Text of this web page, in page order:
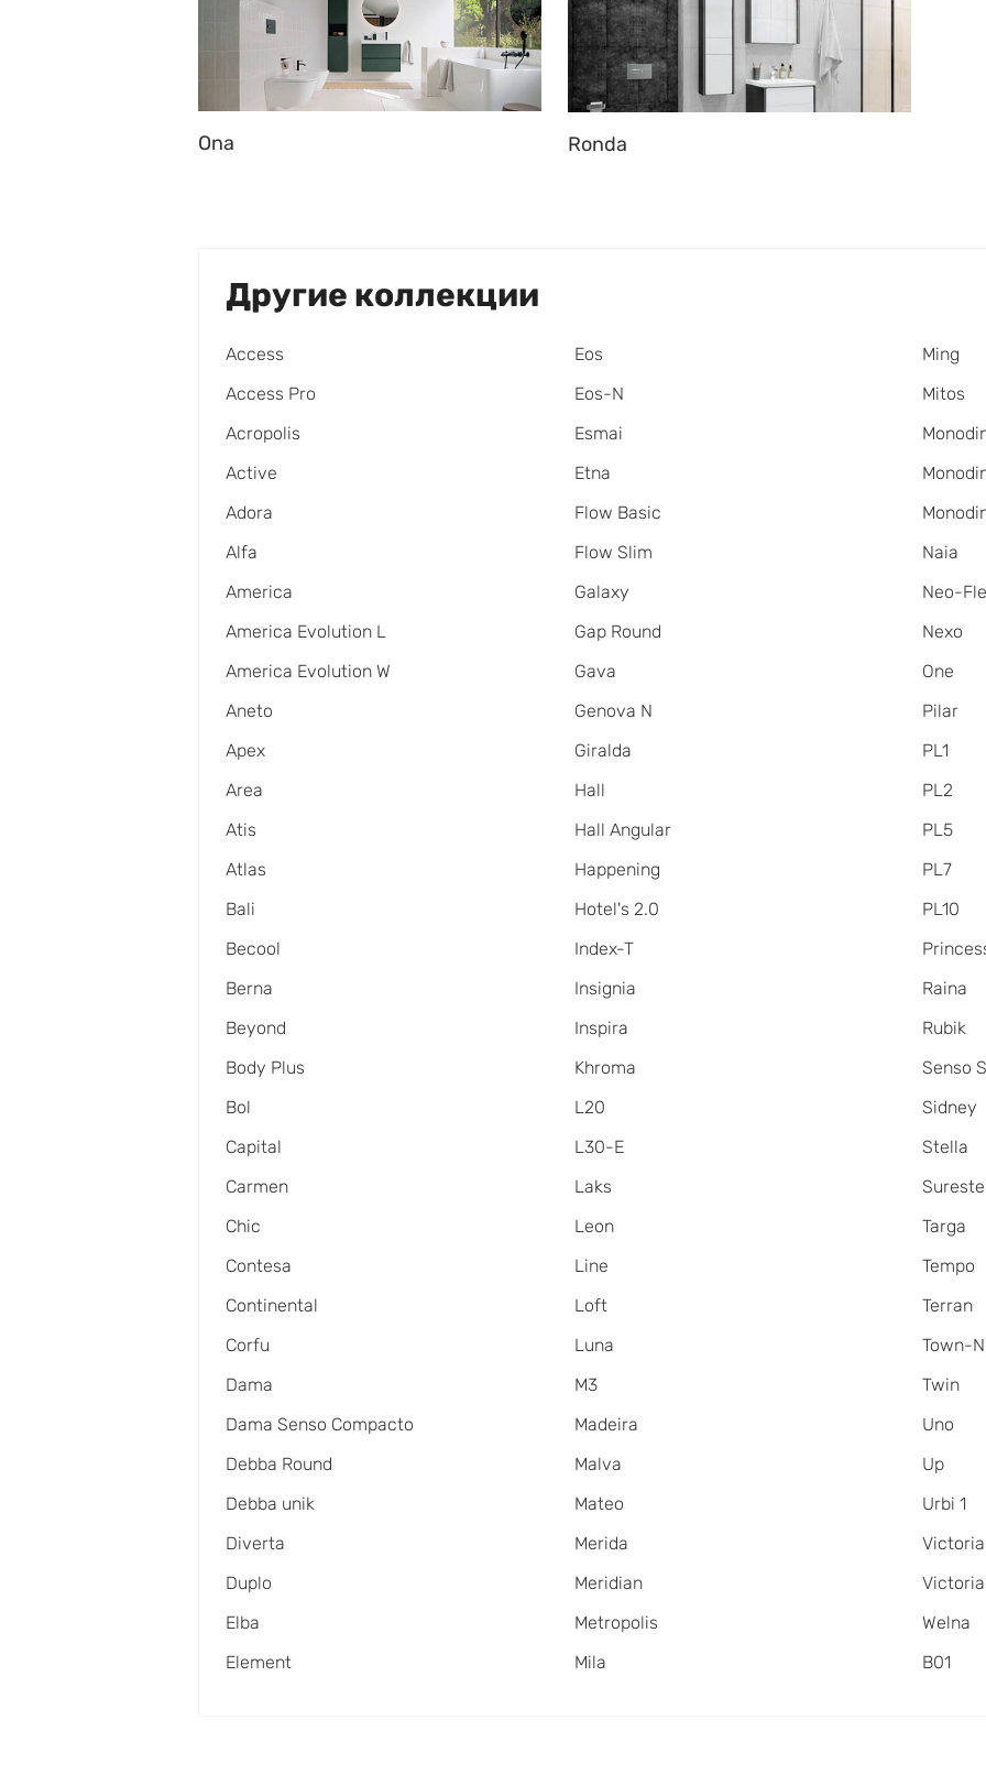
Ona Ronda
Другие коллекции
Access
Access Pro
Acropolis
Active
Adora
Alfa
America
America Evolution L
America Evolution W
Aneto
Apex
Area
Atis
Atlas
Bali
Becool
Berna
Beyond
Body Plus
Bol
Capital
Carmen
Chic
Contesa
Continental
Corfu
Dama
Dama Senso Compacto
Debba Round
Debba unik
Diverta
Duplo
Elba
Element
Eos
Eos-N
Esmai
Etna
Flow Basic
Flow Slim
Galaxy
Gap Round
Gava
Genova N
Giralda
Hall
Hall Angular
Happening
Hotel's 2.0
Index-T
Insignia
Inspira
Khroma
L20
L30-E
Laks
Leon
Line
Loft
Luna
M3
Madeira
Malva
Mateo
Merida
Meridian
Metropolis
Mila
Ming
Mitos
Naia
Neo-
Nexo
One
Pilar
PL1
PL2
PL5
PL7
PL10
Raina
Rubik
Senso
Sidney
Stella
Sureste
Targa
Tempo
Terran
Town-N
Twin
Uno
Up
Urbi 1
Victoria
Welna
В01